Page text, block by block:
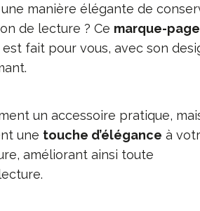
manière élégante de
de lecture ? Ce marque-page
est fait pour vous, avec son
un accessoire pratique,
une touche d’élégance à
améliorant ainsi toute